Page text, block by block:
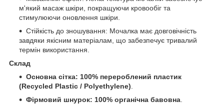
м'який масаж шкіри, покращуючи кровообіг та
стимулюючи оновлення шкіри.
Стійкість до зношування: Мочалка має довговічність
завдяки якісним матеріалам, що забезпечує тривалий
термін використання.
Склад
Основна сітка: 100% перероблений пластик
(Recycled Plastic / Polyethylene)
Фірмовий шнурок: 100% органічна бавовна